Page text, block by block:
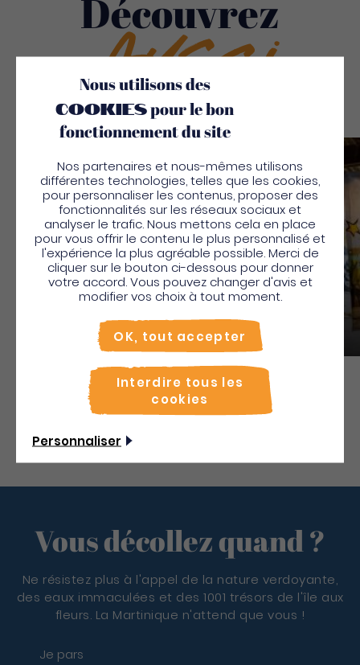
Découvrez
Aussi
Habdaphai
Autres activités culturelles
Découvrir
Vous décollez quand ?
Ne résistez plus à l'appel de la nature verdoyante,
des eaux immaculées et des 1001 trésors de l'île aux
fleurs. La Martinique n'attend que vous !
Je pars
Nous utilisons des
cookiespour le bon
fonctionnement du site
Nos partenaires et nous-mêmes utilisons
différentes technologies, telles que les cookies,
pour personnaliser les contenus, proposer des
fonctionnalités sur les réseaux sociaux et
analyser le trafic. Nous mettons cela en place
pour vous offrir le contenu le plus personnalisé et
l'expérience la plus agréable possible. Merci de
cliquer sur le bouton ci-dessous pour donner
votre accord. Vous pouvez changer d'avis et
modifier vos choix à tout moment.
OK, tout accepter
Interdire tous les
cookies
Personnaliser